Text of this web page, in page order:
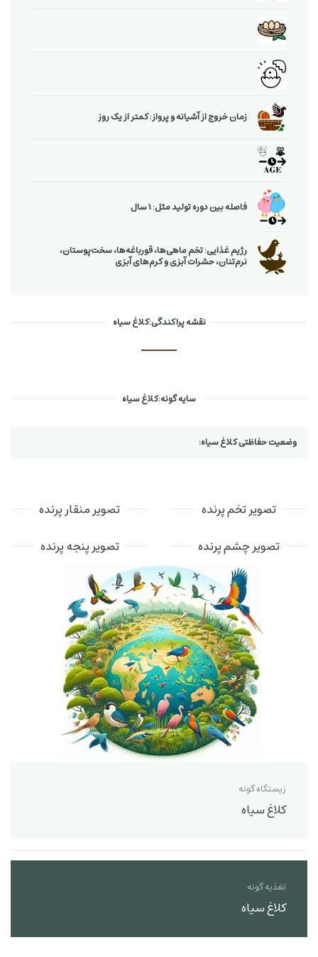
زمان خروج از آشیانه و پرواز: کمتر از یک روز
فاصله بین دوره تولید مثل: 1 سال
رژیم غذایی: تخم ماهی‌ها، قورباغه‌ها، سخت‌پوستان،
نرم‌تنان، حشرات آبزی و كرم‌های آبزی
نقشه پراکندگی:کلاغ سیاه
سایه گونه:کلاغ سیاه
وضعیت حفاظتی کلاغ سیاه:
تصویر تخم پرنده
تصویر منقار پرنده
تصویر چشم پرنده
تصویر پنجه پرنده
زیستگاه گونه
کلاغ سیاه
تغذیه گونه
کلاغ سیاه